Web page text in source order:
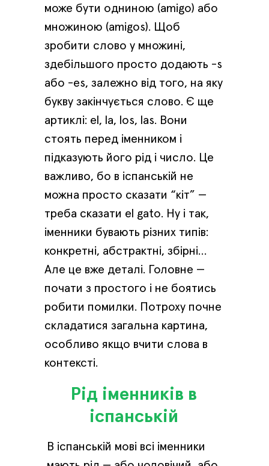
може бути одниною (amigo) або
множиною (amigos). Щоб
зробити слово у множині,
здебільшого просто додають -s
або -es, залежно від того, на яку
букву закінчується слово. Є ще
артиклі: el, la, los, las. Вони
стоять перед іменником і
підказують його рід і число. Це
важливо, бо в іспанській не
можна просто сказати “кіт” —
треба сказати el gato. Ну і так,
іменники бувають різних типів:
конкретні, абстрактні, збірні…
Але це вже деталі. Головне —
почати з простого і не боятись
робити помилки. Потроху почне
складатися загальна картина,
особливо якщо вчити слова в
контексті.
В іспанській мові всі іменники
Рід іменників в
іспанській